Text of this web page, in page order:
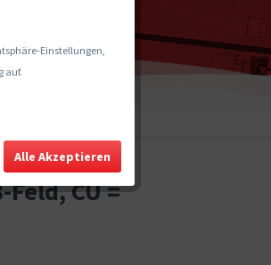
CU =
Einstellungen,
auf.
Alle Akzeptieren